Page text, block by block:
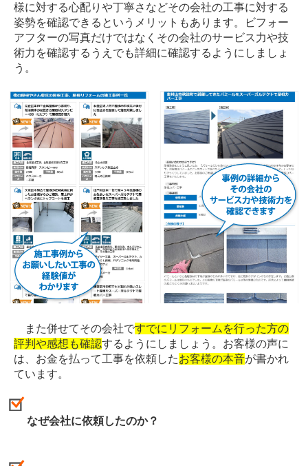
様に対する心配りや丁寧さなどその会社の工事に対する
姿勢を確認できるというメリットもあります。ビフォー
アフターの写真だけではなくその会社のサービス力や技
術力を確認するうえでも詳細に確認するようにしましょ
う。
また併せてその会社ですでにリフォームを行った方の
評判や感想も確認するようにしましょう。お客様の声に
は、お金を払って工事を依頼したお客様の本音が書かれ
ています。
なぜ会社に依頼したのか？